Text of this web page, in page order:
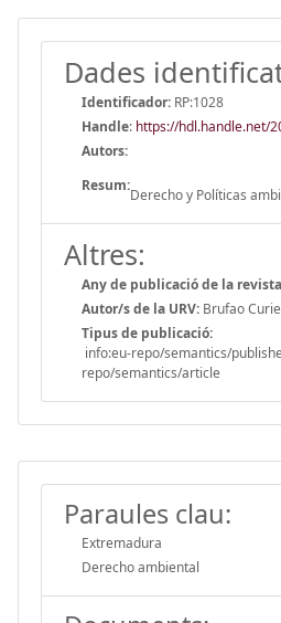
Dades
Identificador: RP:1028
Handle: https://hdl.handle.net/
Autors:
Resum:
Derecho y Políticas
Altres:
Any de publicació de la
Autor/s de la URV: Brufao
Tipus de publicació:
info:eu-repo/semantics/
repo/semantics/article
Paraules clau:
Extremadura
Derecho ambiental